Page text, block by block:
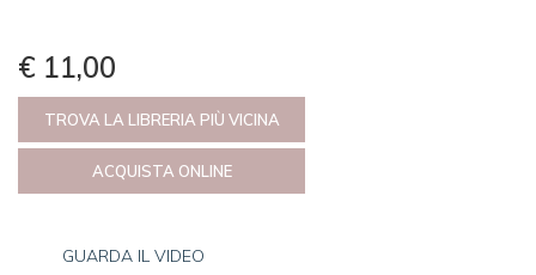
€ 11,00
TROVA LA LIBRERIA PIÙ VICINA
ACQUISTA ONLINE
GUARDA IL VIDEO